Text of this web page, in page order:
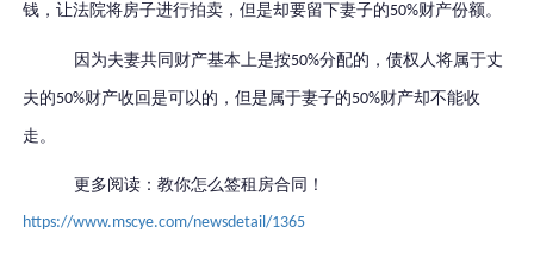
钱，让法院将房子进行拍卖，但是却要留下妻子的50%财产份额。
因为夫妻共同财产基本上是按50%分配的，债权人将属于丈
夫的50%财产收回是可以的，但是属于妻子的50%财产却不能收
走。
更多阅读：教你怎么签租房合同！
https://www.mscye.com/newsdetail/1365